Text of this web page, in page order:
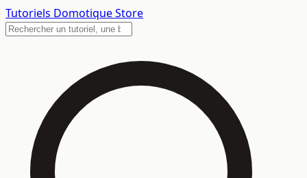
Tutoriels Domotique Store